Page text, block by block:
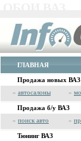
ГЛАВНАЯ
Продажа новых ВАЗ
» автосалоны »
Продажа б/у ВАЗ
» поиск авто »
Тюнинг ВАЗ